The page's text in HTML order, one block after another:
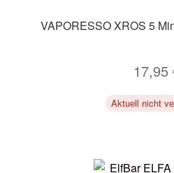
VAPORESSO XROS 5
17,95
Aktuell nicht